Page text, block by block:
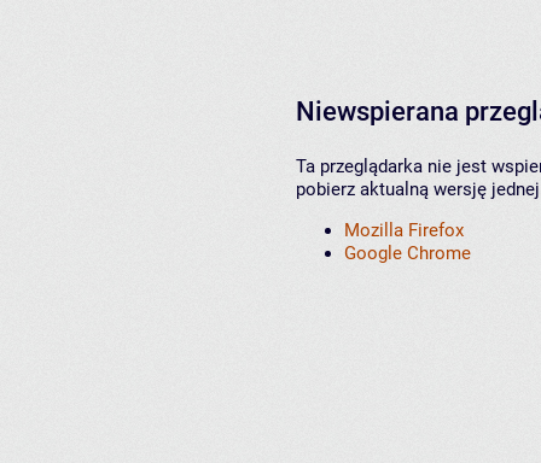
Niewspierana
Ta przeglądarka nie jest
pobierz aktualną wersję
Mozilla Firefox
Google Chrome